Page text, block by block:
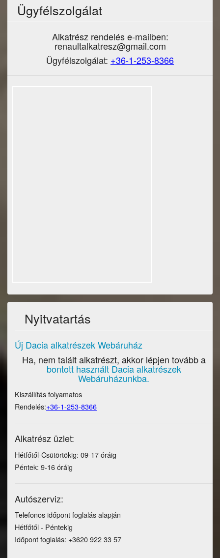
Ügyfélszolgálat
Alkatrész rendelés e-mailben:
renaultalkatresz@gmail.com
Ügyfélszolgálat: +36-1-253-8366
Nyitvatartás
Új Dacia alkatrészek Webáruház
Ha, nem talált alkatrészt, akkor lépjen tovább a
bontott használt Dacia alkatrészek
Webáruházunkba.
Kiszállítás folyamatos
Rendelés:+36-1-253-8366
Alkatrész üzlet:
Hétfőtől-Csütörtökig: 09-17 óráig
Péntek: 9-16 óráig
Autószerviz:
Telefonos időpont foglalás alapján
Hétfőtől - Péntekig
Időpont foglalás: +3620 922 33 57